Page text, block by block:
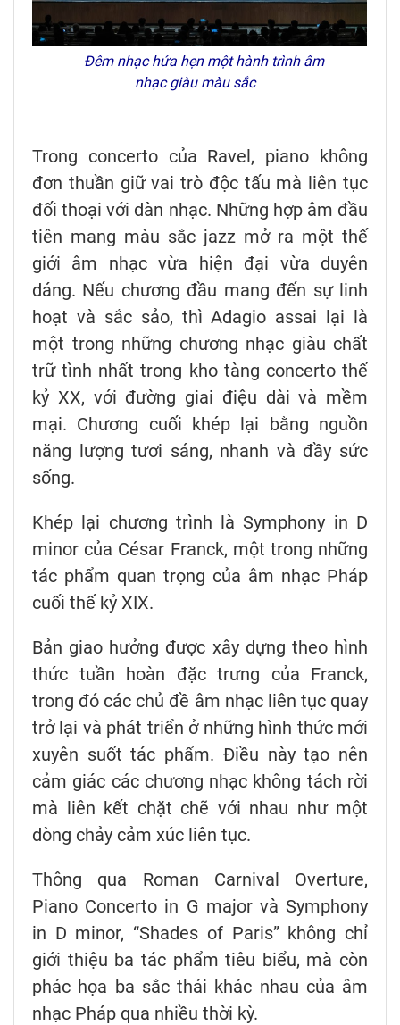
Đêm nhạc hứa hẹn một hành trình âm
nhạc giàu màu sắc
Trong concerto của Ravel, piano không
đơn thuần giữ vai trò độc tấu mà liên tục
đối thoại với dàn nhạc. Những hợp âm đầu
tiên mang màu sắc jazz mở ra một thế
giới âm nhạc vừa hiện đại vừa duyên
dáng. Nếu chương đầu mang đến sự linh
hoạt và sắc sảo, thì Adagio assai lại là
một trong những chương nhạc giàu chất
trữ tình nhất trong kho tàng concerto thế
kỷ XX, với đường giai điệu dài và mềm
mại. Chương cuối khép lại bằng nguồn
năng lượng tươi sáng, nhanh và đầy sức
sống.
Khép lại chương trình là Symphony in D
minor của César Franck, một trong những
tác phẩm quan trọng của âm nhạc Pháp
cuối thế kỷ XIX.
Bản giao hưởng được xây dựng theo hình
thức tuần hoàn đặc trưng của Franck,
trong đó các chủ đề âm nhạc liên tục quay
trở lại và phát triển ở những hình thức mới
xuyên suốt tác phẩm. Điều này tạo nên
cảm giác các chương nhạc không tách rời
mà liên kết chặt chẽ với nhau như một
dòng chảy cảm xúc liên tục.
Thông qua Roman Carnival Overture,
Piano Concerto in G major và Symphony
in D minor, “Shades of Paris” không chỉ
giới thiệu ba tác phẩm tiêu biểu, mà còn
phác họa ba sắc thái khác nhau của âm
nhạc Pháp qua nhiều thời kỳ.